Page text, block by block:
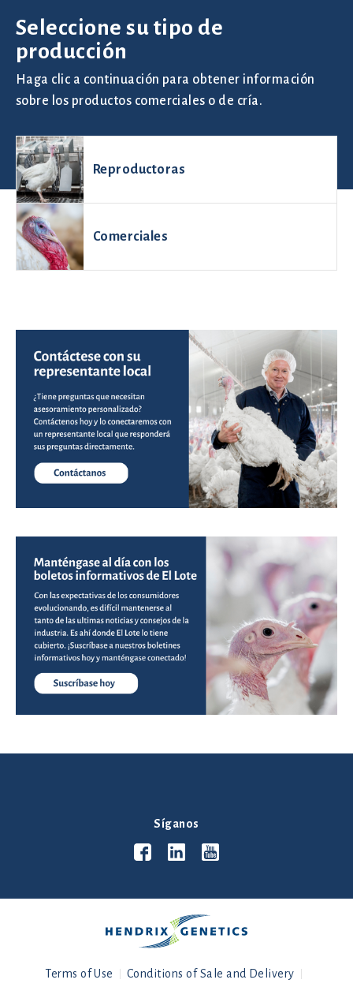
Seleccione su tipo de
producción
Haga clic a continuación para obtener información
sobre los productos comerciales o de cría.
Reproductoras
Comerciales
Síganos
Terms of Use Conditions of Sale and Delivery